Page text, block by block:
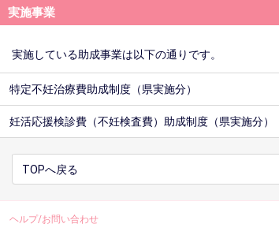
実施事業
実施している助成事業は以下の通りです。
特定不妊治療費助成制度（県実施分）
妊活応援検診費（不妊検査費）助成制度（県実施分）
TOPへ戻る
ヘルプ/お問い合わせ